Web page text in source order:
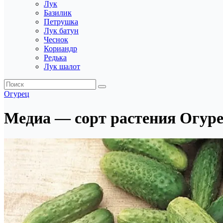
Лук
Базилик
Петрушка
Лук батун
Чеснок
Кориандр
Редька
Лук шалот
Огурец
Медиа — сорт растения